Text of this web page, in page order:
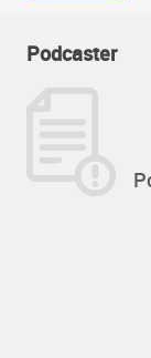
Podcaster